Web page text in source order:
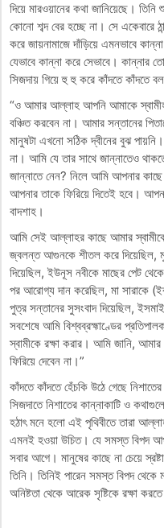
দিয়ে মারওয়ানের কথা জানিয়েছে।
কোনো শব্দ বের হচ্ছে না। সে
করে জায়নামাজে দাঁড়িয়ে এমনভাবে
যেভাবে কান্না করে সেভাবে। কান্নার
সিজদায় গিয়ে হু হু করে কাঁদতে কাঁদতে
“ও আমার আল্লাহ আপনি আমাকে
বঞ্চিত করবেন না। আমার সন্তানের
মানুষটা এখনো সঠিক দ্বীনের বুঝ
না। আমি যে তার সাথে জান্নাতেও
জান্নাতে নেন? নিলে আমি আপনার
আপনার তাকে ফিরিয়ে দিতেই হবে।
বাদশাহ।
আমি সেই আল্লাহর কাছে আমার
জ্বলন্ত আগুনকে শীতল করে দিয়েছিল,
দিয়েছিল, ইউনূস নবীকে মাছের পেট
পর আরোগ্য দান করেছিল, মা সারাকে
পুত্র সন্তানের সুসংবাদ দিয়েছিল,
সবশেষে আমি বিশ্বব্রহ্মাণ্ডের
স্বামীকে রক্ষা করার। আমি জানি,
ফিরিয়ে দেবেন না।”
কাঁদতে কাঁদতে হেঁচকি উঠে গেছে
সিজদাতে নিশাতের কান্নাকাটি ও
হঠাৎ মনে হলো এই পৃথিবীতে তারা
এমনই হওয়া উচিত। যে সমস্ত বিপদ
সবার আগে। মানুষের কাছে না চেয়ে
তিনি। তিনিই পারেন সমস্ত বিপদ থেকে
অনিষ্টতা থেকে আরেক সৃষ্টিকে রক্ষা